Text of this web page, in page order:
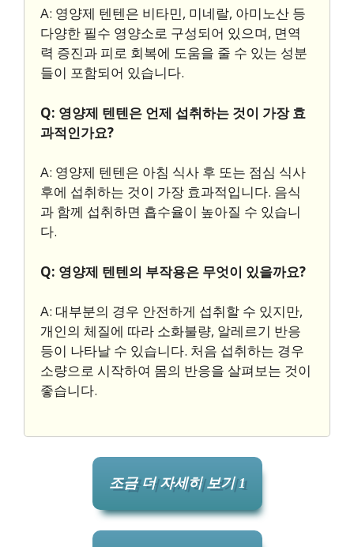
A: 영양제 텐텐은 비타민, 미네랄, 아미노산 등
다양한 필수 영양소로 구성되어 있으며, 면역
력 증진과 피로 회복에 도움을 줄 수 있는 성분
들이 포함되어 있습니다.
Q: 영양제 텐텐은 언제 섭취하는 것이 가장 효
과적인가요?
A: 영양제 텐텐은 아침 식사 후 또는 점심 식사
후에 섭취하는 것이 가장 효과적입니다. 음식
과 함께 섭취하면 흡수율이 높아질 수 있습니
다.
Q: 영양제 텐텐의 부작용은 무엇이 있을까요?
A: 대부분의 경우 안전하게 섭취할 수 있지만,
개인의 체질에 따라 소화불량, 알레르기 반응
등이 나타날 수 있습니다. 처음 섭취하는 경우
소량으로 시작하여 몸의 반응을 살펴보는 것이
좋습니다.
조금 더 자세히 보기 1